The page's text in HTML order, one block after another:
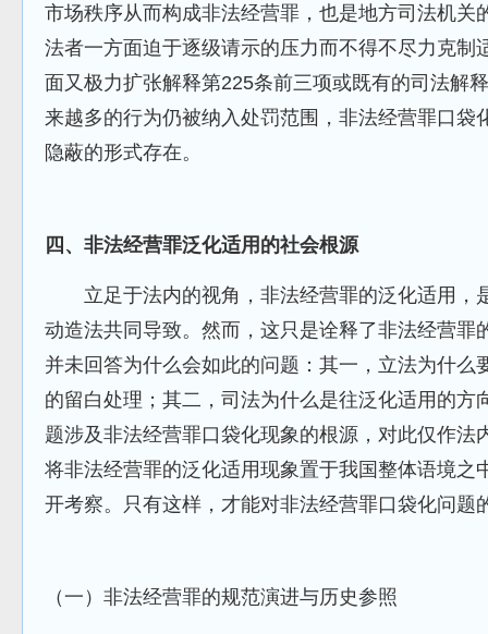
市场秩序从而构成非法经营罪，也是地方司法机关
法者一方面迫于逐级请示的压力而不得不尽力克制
面又极力扩张解释第225条前三项或既有的司法解
来越多的行为仍被纳入处罚范围，非法经营罪口袋
隐蔽的形式存在。
四、非法经营罪泛化适用的社会根源
立足于法内的视角，非法经营罪的泛化适用，
动造法共同导致。然而，这只是诠释了非法经营罪
并未回答为什么会如此的问题：其一，立法为什么
的留白处理；其二，司法为什么是往泛化适用的方
题涉及非法经营罪口袋化现象的根源，对此仅作法
将非法经营罪的泛化适用现象置于我国整体语境之
开考察。只有这样，才能对非法经营罪口袋化问题
（一）非法经营罪的规范演进与历史参照